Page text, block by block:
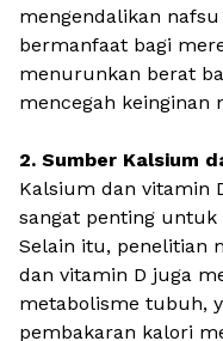
mengendalikan
bermanfaat bagi
menurunkan berat
mencegah keinginan
2. Sumber Kalsium
Kalsium dan vitamin
sangat penting untuk
Selain itu, penelitian
dan vitamin D juga
metabolisme tubuh,
pembakaran kalori